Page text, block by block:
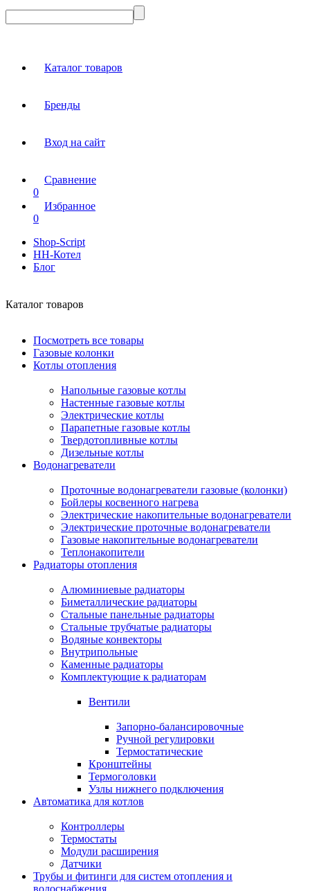
Каталог товаров
Бренды
Вход на сайт
Сравнение
0
Избранное
0
Shop-Script
НН-Котел
Блог
Каталог товаров
Посмотреть все товары
Газовые колонки
Котлы отопления
Напольные газовые котлы
Настенные газовые котлы
Электрические котлы
Парапетные газовые котлы
Твердотопливные котлы
Дизельные котлы
Водонагреватели
Проточные водонагреватели газовые (колонки)
Бойлеры косвенного нагрева
Электрические накопительные водонагреватели
Электрические проточные водонагреватели
Газовые накопительные водонагреватели
Теплонакопители
Радиаторы отопления
Алюминиевые радиаторы
Биметаллические радиаторы
Стальные панельные радиаторы
Стальные трубчатые радиаторы
Водяные конвекторы
Внутрипольные
Каменные радиаторы
Комплектующие к радиаторам
Вентили
Запорно-балансировочные
Ручной регулировки
Термостатические
Кронштейны
Термоголовки
Узлы нижнего подключения
Автоматика для котлов
Контроллеры
Термостаты
Модули расширения
Датчики
Трубы и фитинги для систем отопления и
водоснабжения